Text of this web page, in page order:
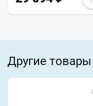
Другие